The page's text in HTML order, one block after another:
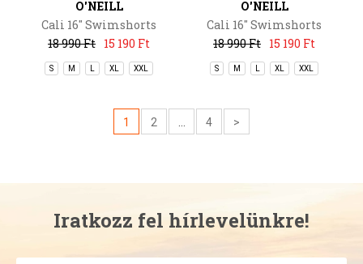
O'NEILL
Cali 16'' Swimshorts
18 990 Ft 15 190 Ft
S M L XL XXL
O'NEILL
Cali 16'' Swimshorts
18 990 Ft 15 190 Ft
S M L XL XXL
1 2 ... 4 >
Iratkozz fel hírlevelünkre!